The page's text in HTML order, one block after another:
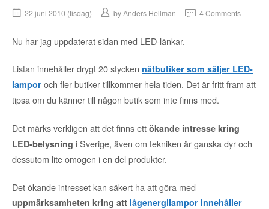
22 juni 2010 (tisdag) byAnders Hellman 4 Comments
Nu har jag uppdaterat sidan med LED-länkar.
Listan innehåller drygt 20 stycken nätbutiker som säljer LED-
lampor och fler butiker tillkommer hela tiden. Det är fritt fram att
tipsa om du känner till någon butik som inte finns med.
Det märks verkligen att det finns ett ökande intresse kring
LED-belysning i Sverige, även om tekniken är ganska dyr och
dessutom lite omogen i en del produkter.
Det ökande intresset kan säkert ha att göra med
uppmärksamheten kring att lågenergilampor innehåller